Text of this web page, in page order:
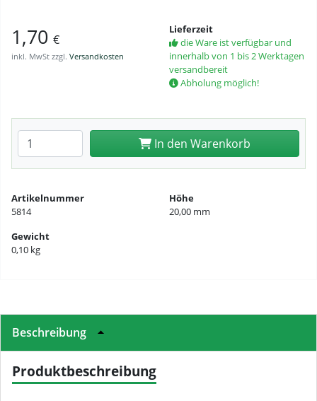
1,70 €
inkl. MwSt zzgl. Versandkosten
Lieferzeit
die Ware ist verfügbar und
innerhalb von 1 bis 2 Werktagen
versandbereit
Abholung möglich!
Anzahl eingeben In den Warenkorb
Artikelnummer
5814
Höhe
20,00 mm
Gewicht
0,10 kg
Beschreibung
Produktbeschreibung